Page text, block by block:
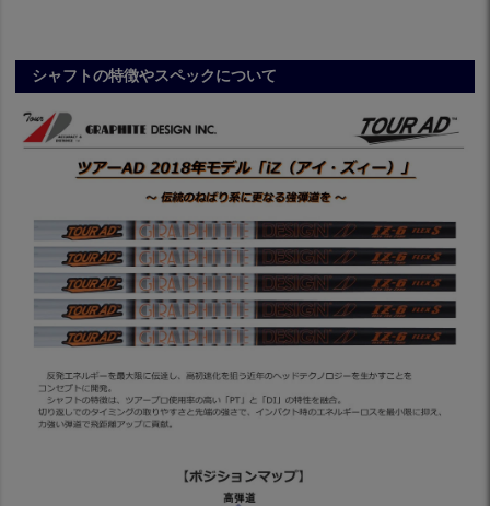
シャフトの特徴やスペックについて